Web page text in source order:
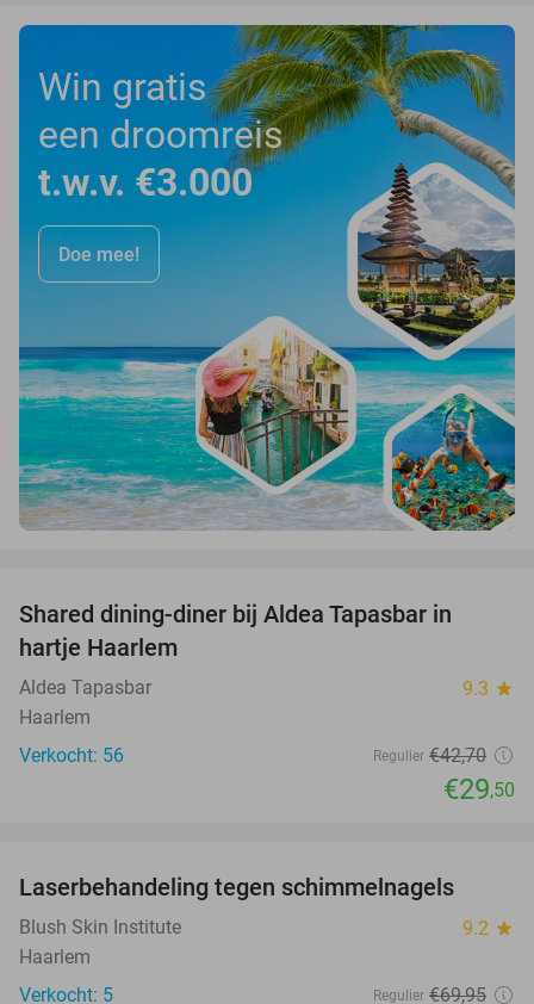
Win gratis
een droomreis
t.w.v. €3.000
Doe mee!
Shared dining-diner bij Aldea Tapasbar in
hartje Haarlem
Aldea Tapasbar 9.3 star
Haarlem
Verkocht: 56
Regulier €42,70
€29,50
Laserbehandeling tegen schimmelnagels
Blush Skin Institute 9.2 star
Haarlem
Verkocht: 5
Regulier €69,95